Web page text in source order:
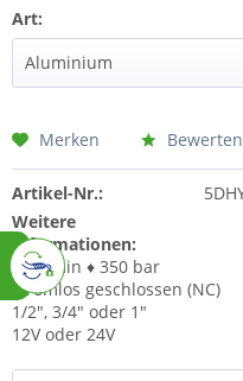
Art:
Merken Bewerten
Artikel-Nr.:
Weitere
Informationen:
150l/min ♦ 350 bar
stromlos geschlossen (NC)
1/2", 3/4" oder 1"
12V oder 24V